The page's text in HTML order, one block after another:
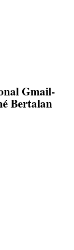
Gmail-
Bertalan